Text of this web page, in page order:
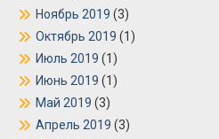
Ноябрь 2019 (3)
Октябрь 2019 (1)
Июль 2019 (1)
Июнь 2019 (1)
Май 2019 (3)
Апрель 2019 (3)